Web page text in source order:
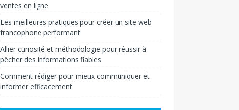
ventes en ligne
Les meilleures pratiques pour créer un site web
francophone performant
Allier curiosité et méthodologie pour réussir à
pêcher des informations fiables
Comment rédiger pour mieux communiquer et
informer efficacement